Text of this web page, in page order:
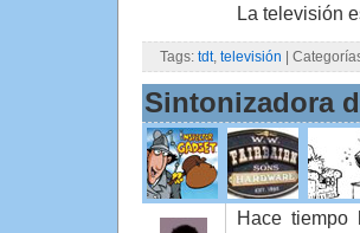
La televisión
Tags: tdt, televisión |
Sintonizadora
Hace tiempo